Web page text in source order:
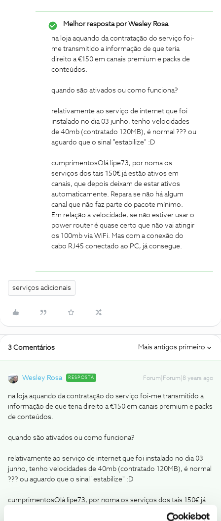
Melhor resposta porWesley Rosa
na loja aquando da contratação do serviço foi-
me transmitido a informação de que teria
direito a €150 em canais premium e packs de
conteúdos.
quando são ativados ou como funciona?
relativamente ao serviço de internet que foi
instalado no dia 03 junho, tenho velocidades
de 40mb (contratado 120MB), é normal ??? ou
aguardo que o sinal "estabilize" :D
cumprimentosOlá lipe73, por noma os
serviços dos tais 150€ já estão ativos em
canais, que depois deixam de estar ativos
automaticamente. Repara se não há algum
canal que não faz parte do pacote mínimo.
Em relação a velocidade, se não estiver usar o
power router é quase certo que não vai atingir
os 100mb via WiFi. Mas com a conexão do
cabo RJ45 conectado ao PC, já consegue.
serviços adicionais
3 Comentários Mais antigos primeiro
Wesley Rosa RESPOSTA Forum|Forum|8 years ago
na loja aquando da contratação do serviço foi-me transmitido a
informação de que teria direito a €150 em canais premium e packs
de conteúdos.
quando são ativados ou como funciona?
relativamente ao serviço de internet que foi instalado no dia 03
junho, tenho velocidades de 40mb (contratado 120MB), é normal
??? ou aguardo que o sinal "estabilize" :D
cumprimentosOlá lipe73, por noma os serviços dos tais 150€ já
estão ativos em canais, que depois deixam de estar ativos